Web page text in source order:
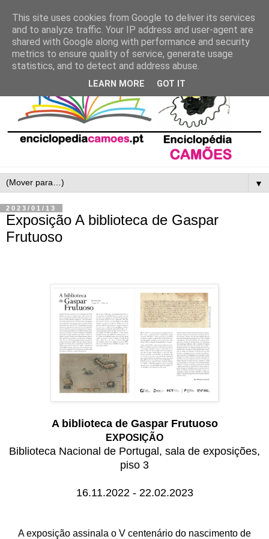
▼
2023/01/13
Exposição A biblioteca de Gaspar
Frutuoso
A biblioteca de Gaspar Frutuoso
EXPOSIÇÃO
Biblioteca Nacional de Portugal, sala de exposições,
piso 3
16.11.2022 - 22.02.2023
A exposição assinala o V centenário do nascimento de
This site uses cookies from Google to deliver its services
and to analyze traffic. Your IP address and user-agent are
shared with Google along with performance and security
metrics to ensure quality of service, generate usage
statistics, and to detect and address abuse.
LEARN MORE GOT IT